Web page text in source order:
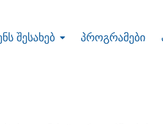
შესახებ პროგრამები